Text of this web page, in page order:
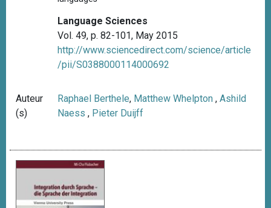
Language Sciences
Vol. 49, p. 82-101, May 2015
http://www.sciencedirect.com/science/article
/pii/S0388000114000692
Auteur
(s)
Raphael Berthele, Matthew Whelpton,Ashild
Naess, Pieter Duijff